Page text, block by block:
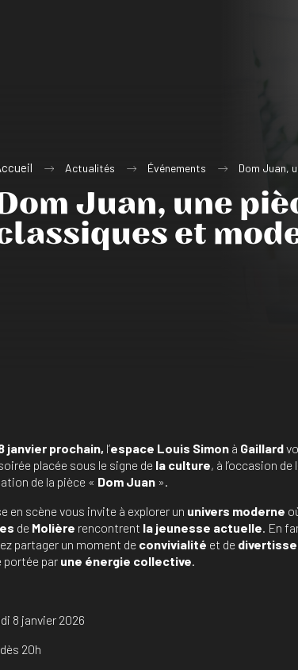
Actualités Événements Dom Juan,
Juan, une
et
janvier prochain, l’espace Louis Simon à Gaillard
placée sous le signe de la culture, à l’occasion de
de la pièce « Dom Juan ».
en scène vous invite à explorer un univers moderne
de Molière rencontrent la jeunesse actuelle. En
partager un moment de convivialité et de
portée par une énergie collective.
8 janvier 2026
20h